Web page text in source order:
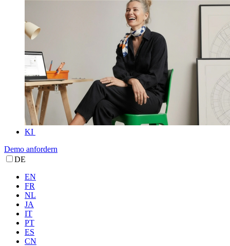
KI
Demo anfordern
DE
EN
FR
NL
JA
IT
PT
ES
CN